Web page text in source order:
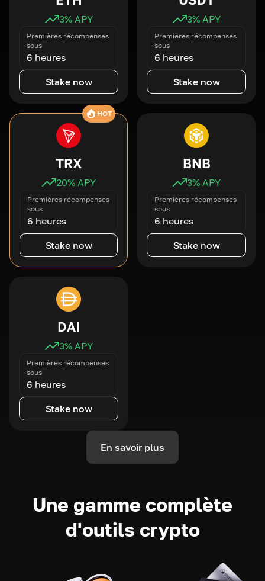
3% APY
Premières récompenses
sous
6 heures
Stake now
3% APY
Premières récompenses
sous
6 heures
Stake now
HOT
TRX
20% APY
Premières récompenses
sous
6 heures
Stake now
BNB
3% APY
Premières récompenses
sous
6 heures
Stake now
DAI
3% APY
Premières récompenses
sous
6 heures
Stake now
En savoir plus
Une gamme complète
d'outils crypto